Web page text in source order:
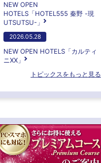
NEW OPEN
HOTELS「HOTEL555 秦野 -現
UTSUTSU-」
2026.05.28
NEW OPEN HOTELS「カルティ
ニXX」
トピックスをもっと見る